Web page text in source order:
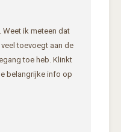
Weet ik meteen dat
toevoegt aan de
toe heb. Klinkt
belangrijke info op